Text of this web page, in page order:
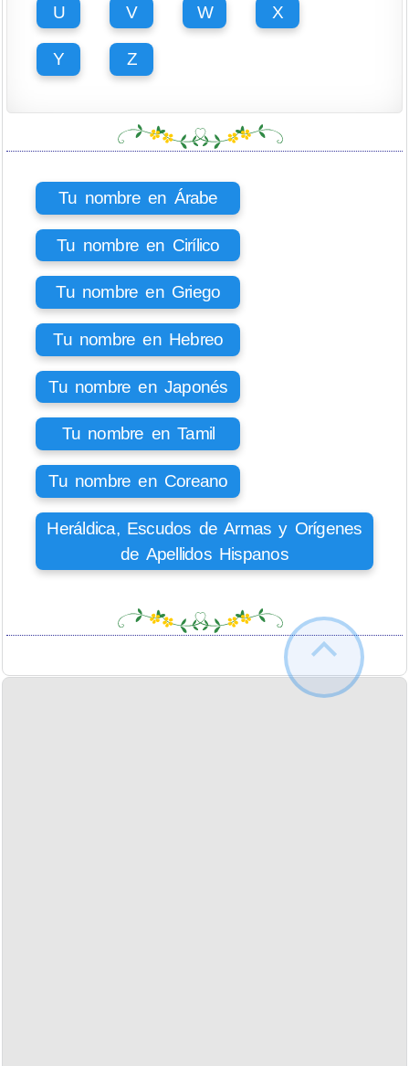
U V W X
Y Z
Tu nombre en Árabe
Tu nombre en Cirílico
Tu nombre en Griego
Tu nombre en Hebreo
Tu nombre en Japonés
Tu nombre en Tamil
Tu nombre en Coreano
Heráldica, Escudos de Armas y Orígenes
de Apellidos Hispanos